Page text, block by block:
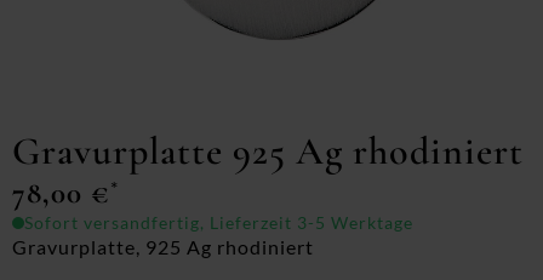
Gravurplatte 925 Ag rhodiniert
78,00 €*
Sofort versandfertig, Lieferzeit 3-5 Werktage
Gravurplatte, 925 Ag rhodiniert